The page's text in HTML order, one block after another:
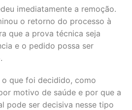
imediatamente a remoção.
o retorno do processo à
que a prova técnica seja
e o pedido possa ser
que foi decidido, como
motivo de saúde e por que a
pode ser decisiva nesse tipo